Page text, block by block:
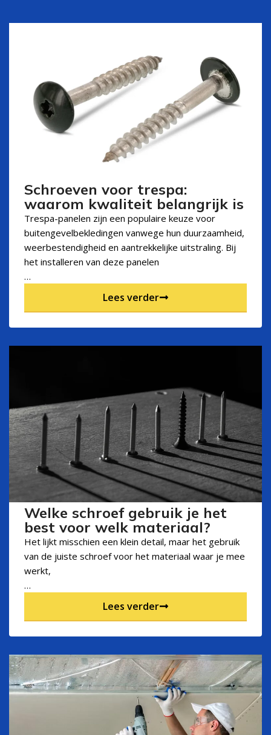
Schroeven voor trespa:
waarom kwaliteit belangrijk is
Trespa-panelen zijn een populaire keuze voor
buitengevelbekledingen vanwege hun duurzaamheid,
weerbestendigheid en aantrekkelijke uitstraling. Bij
het installeren van deze panelen
…
Lees verder
Welke schroef gebruik je het
best voor welk materiaal?
Het lijkt misschien een klein detail, maar het gebruik
van de juiste schroef voor het materiaal waar je mee
werkt,
…
Lees verder